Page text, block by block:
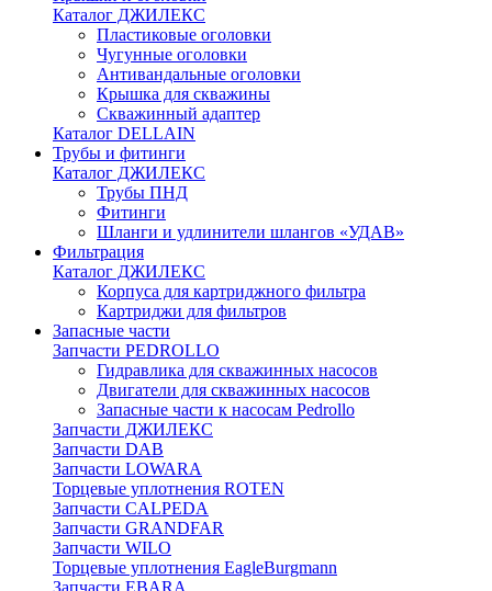
Каталог ДЖИЛЕКС
Пластиковые оголовки
Чугунные оголовки
Антивандальные оголовки
Крышка для скважины
Скважинный адаптер
Каталог DELLAIN
Трубы и фитинги
Каталог ДЖИЛЕКС
Трубы ПНД
Фитинги
Шланги и удлинители шлангов «УДАВ»
Фильтрация
Каталог ДЖИЛЕКС
Корпуса для картриджного фильтра
Картриджи для фильтров
Запасные части
Запчасти PEDROLLO
Гидравлика для скважинных насосов
Двигатели для скважинных насосов
Запасные части к насосам Pedrollo
Запчасти ДЖИЛЕКС
Запчасти DAB
Запчасти LOWARA
Торцевые уплотнения ROTEN
Запчасти CALPEDA
Запчасти GRANDFAR
Запчасти WILO
Торцевые уплотнения EagleBurgmann
Запчасти EBARA